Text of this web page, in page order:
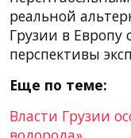
реальной
Грузии в
перспективы
Еще по теме:
Власти Грузии